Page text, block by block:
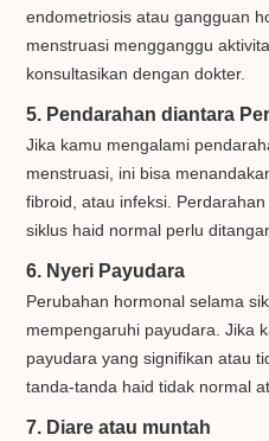
endometriosis atau gangguan
menstruasi mengganggu
konsultasikan dengan dokter.
5. Pendarahan diantara
Jika kamu mengalami
menstruasi, ini bisa
fibroid, atau infeksi.
siklus haid normal perlu
6. Nyeri Payudara
Perubahan hormonal selama
mempengaruhi payudara. Jika
payudara yang signifikan atau
tanda-tanda haid tidak normal
7. Diare atau muntah